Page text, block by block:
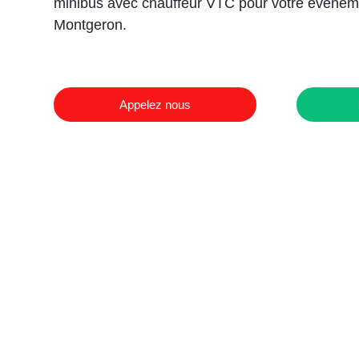
Montgeron.
Appelez nous